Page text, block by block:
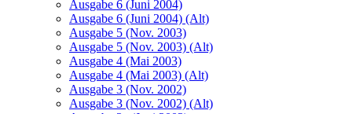
Ausgabe 6 (Juni 2004)
Ausgabe 6 (Juni 2004) (Alt)
Ausgabe 5 (Nov. 2003)
Ausgabe 5 (Nov. 2003) (Alt)
Ausgabe 4 (Mai 2003)
Ausgabe 4 (Mai 2003) (Alt)
Ausgabe 3 (Nov. 2002)
Ausgabe 3 (Nov. 2002) (Alt)